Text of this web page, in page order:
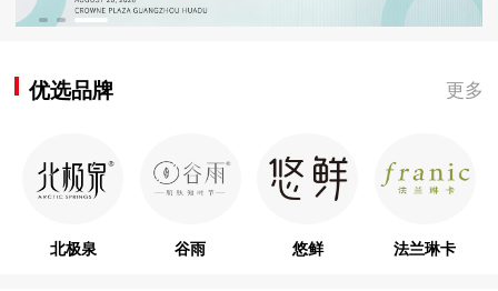
优选品牌 更多
北极泉 谷雨 悠鲜 法兰琳卡